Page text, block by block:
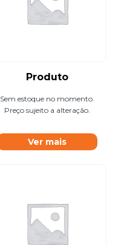
Produto
Sem estoque no momento.
Preço sujeito a alteração.
Ver mais